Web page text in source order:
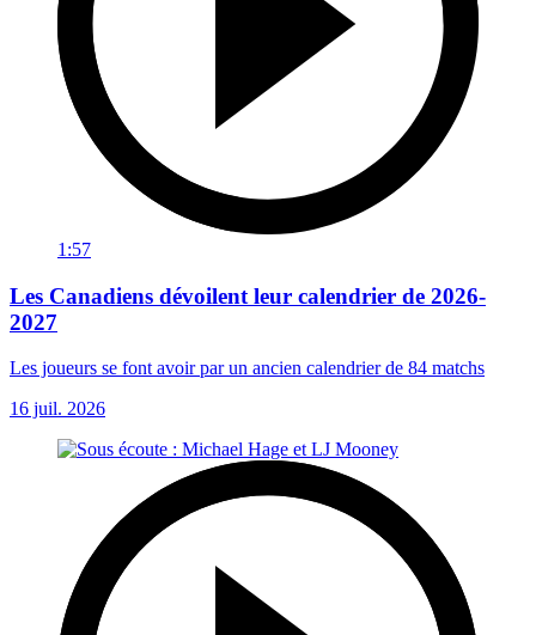
1:57
Les Canadiens dévoilent leur calendrier de 2026-
2027
Les joueurs se font avoir par un ancien calendrier de 84 matchs
16 juil. 2026